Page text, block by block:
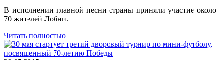
В исполнении главной песни страны приняли участие около
70 жителей Лобни.
Читать полностью